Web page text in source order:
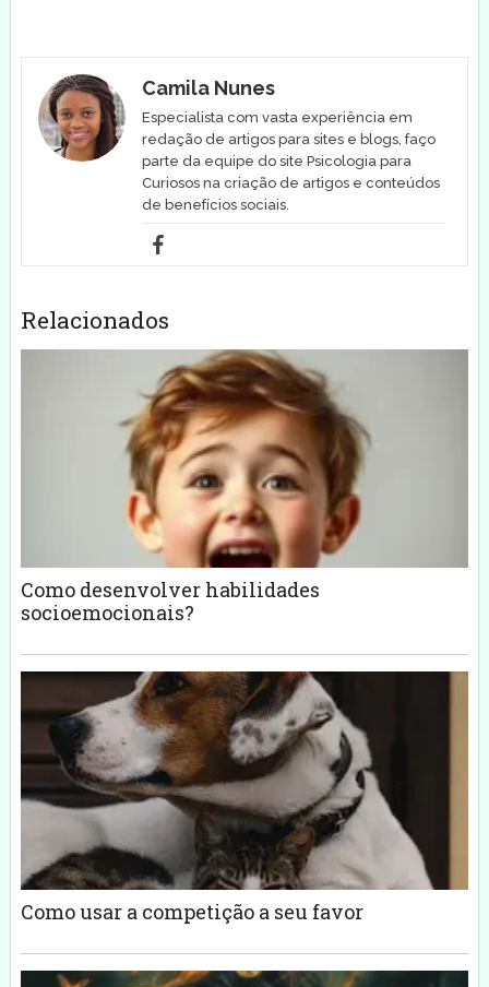
Camila Nunes
Especialista com vasta experiência em
redação de artigos para sites e blogs, faço
parte da equipe do site Psicologia para
Curiosos na criação de artigos e conteúdos
de benefícios sociais.
Relacionados
Como desenvolver habilidades
socioemocionais?
Como usar a competição a seu favor